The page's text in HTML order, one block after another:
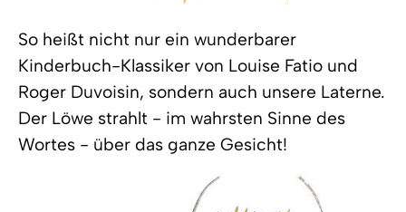
So heißt nicht nur ein wunderbarer
Kinderbuch-Klassiker von Louise Fatio und
Roger Duvoisin, sondern auch unsere Laterne.
Der Löwe strahlt - im wahrsten Sinne des
Wortes - über das ganze Gesicht!